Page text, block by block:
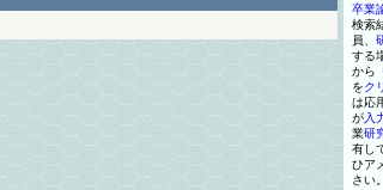
卒業
検索
員、
する
から
をク
は応
が入
業研
有し
ひア
さい。